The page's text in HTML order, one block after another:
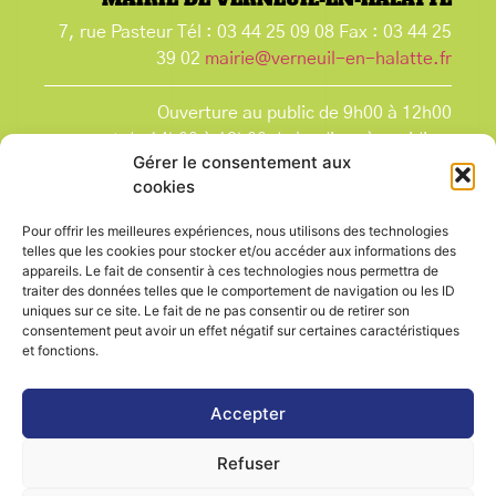
Gérer le consentement aux
cookies
Pour offrir les meilleures expériences, nous utilisons des technologies
telles que les cookies pour stocker et/ou accéder aux informations des
appareils. Le fait de consentir à ces technologies nous permettra de
traiter des données telles que le comportement de navigation ou les ID
uniques sur ce site. Le fait de ne pas consentir ou de retirer son
consentement peut avoir un effet négatif sur certaines caractéristiques
et fonctions.
Accepter
Refuser
7, rue Pasteur Tél : 03 44 25 09 08 Fax : 03 44 25
39 02 mairie@verneuil-en-halatte.fr
Ouverture au public de 9h00 à 12h00
et de 14h00 à 18h00 du lundi après-midi au
vendredi,
et le samedi de 9h00 à 12h00.
que les jours fériés.